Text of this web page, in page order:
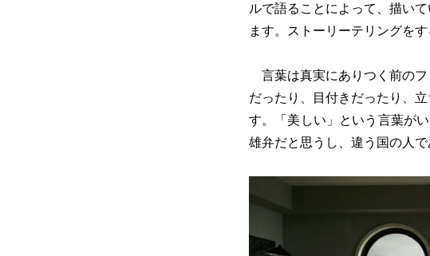
ルで語ることによって、描い
ます。ストーリーテリングを
言葉は真実にありつく前の
だったり、目付きだったり、
す。「美しい」という言葉が
雄弁だと思うし、違う国の人